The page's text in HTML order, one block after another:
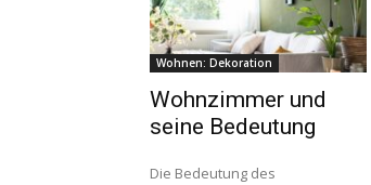
Wohnen: Dekoration
Wohnzimmer und
seine Bedeutung
Die Bedeutung des